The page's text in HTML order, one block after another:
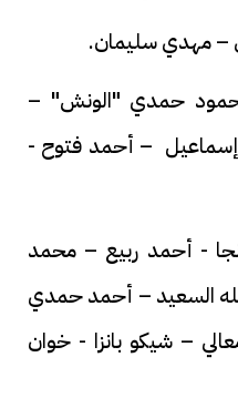
– مهدي سليمان.
حمدي "الونش" –
– أحمد فتوح -
- أحمد ربيع – محمد
السعيد – أحمد حمدي
– شيكو بانزا - خوان